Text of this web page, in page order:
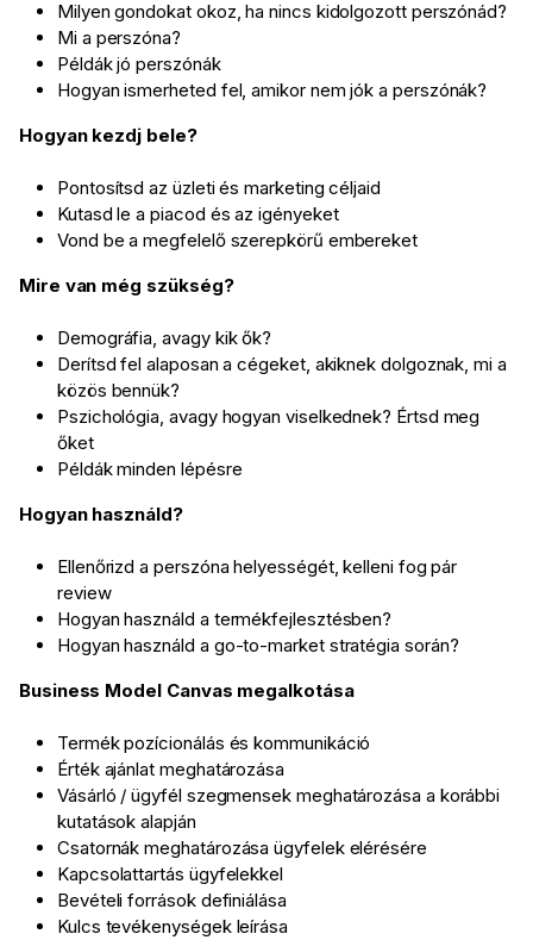
Milyen gondokat okoz, ha nincs kidolgozott perszónád?
Mi a perszóna?
Példák jó perszónák
Hogyan ismerheted fel, amikor nem jók a perszónák?
Hogyan kezdj bele?
Pontosítsd az üzleti és marketing céljaid
Kutasd le a piacod és az igényeket
Vond be a megfelelő szerepkörű embereket
Mire van még szükség?
Demográfia, avagy kik ők?
Derítsd fel alaposan a cégeket, akiknek dolgoznak, mi a
közös bennük?
Pszichológia, avagy hogyan viselkednek? Értsd meg
őket
Példák minden lépésre
Hogyan használd?
Ellenőrizd a perszóna helyességét, kelleni fog pár
review
Hogyan használd a termékfejlesztésben?
Hogyan használd a go-to-market stratégia során?
Business Model Canvas megalkotása
Termék pozícionálás és kommunikáció
Érték ajánlat meghatározása
Vásárló / ügyfél szegmensek meghatározása a korábbi
kutatások alapján
Csatornák meghatározása ügyfelek elérésére
Kapcsolattartás ügyfelekkel
Bevételi források definiálása
Kulcs tevékenységek leírása